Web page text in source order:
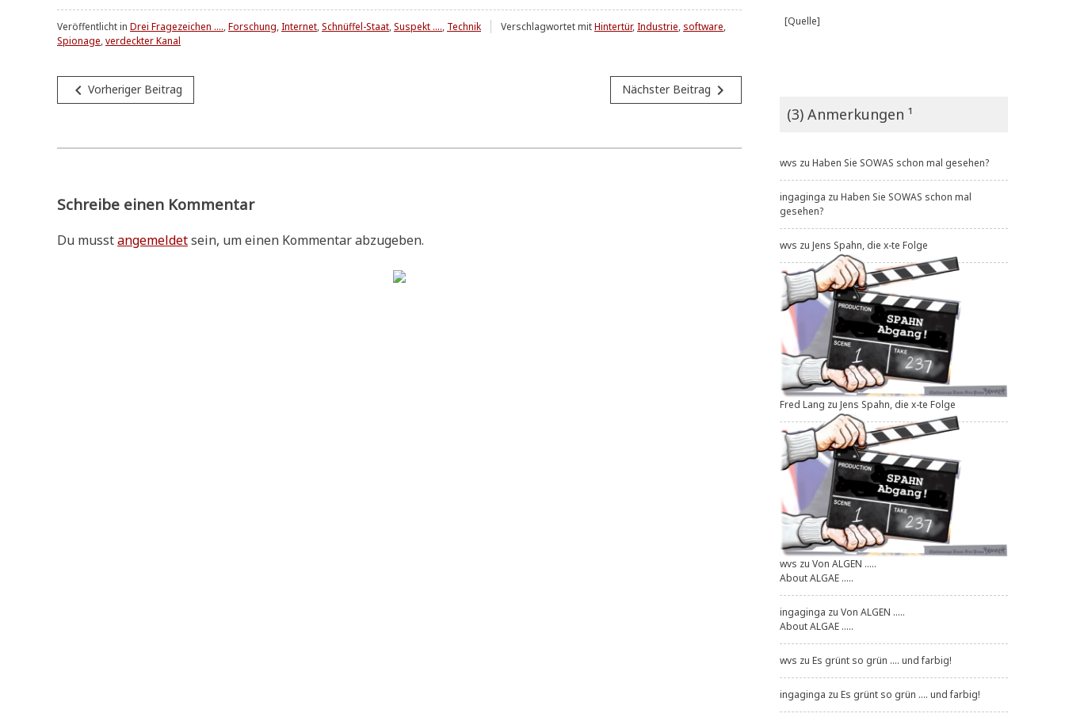
Veröffentlicht in Drei Fragezeichen ....,Forschung,Internet,Schnüffel-Staat,Suspekt ...., Technik Verschlagwortet mitHintertür,Industrie, software,
Spionage,verdeckter Kanal
Beitragsnavigation
navigate_before Vorheriger Beitrag Nächster Beitrag navigate_next
Schreibe einen Kommentar
Du musstangemeldetsein, um einen Kommentar abzugeben.
[Quelle]
(3) Anmerkungen ¹
wvs zu Haben Sie SOWAS schon mal gesehen?
ingaginga zu Haben Sie SOWAS schon mal
gesehen?
wvs zu Jens Spahn, die x-te Folge
Fred Lang zu Jens Spahn, die x-te Folge
wvs zu Von ALGEN .....
About ALGAE .....
ingaginga zu Von ALGEN .....
About ALGAE .....
wvs zu Es grünt so grün .... und farbig!
ingaginga zu Es grünt so grün .... und farbig!